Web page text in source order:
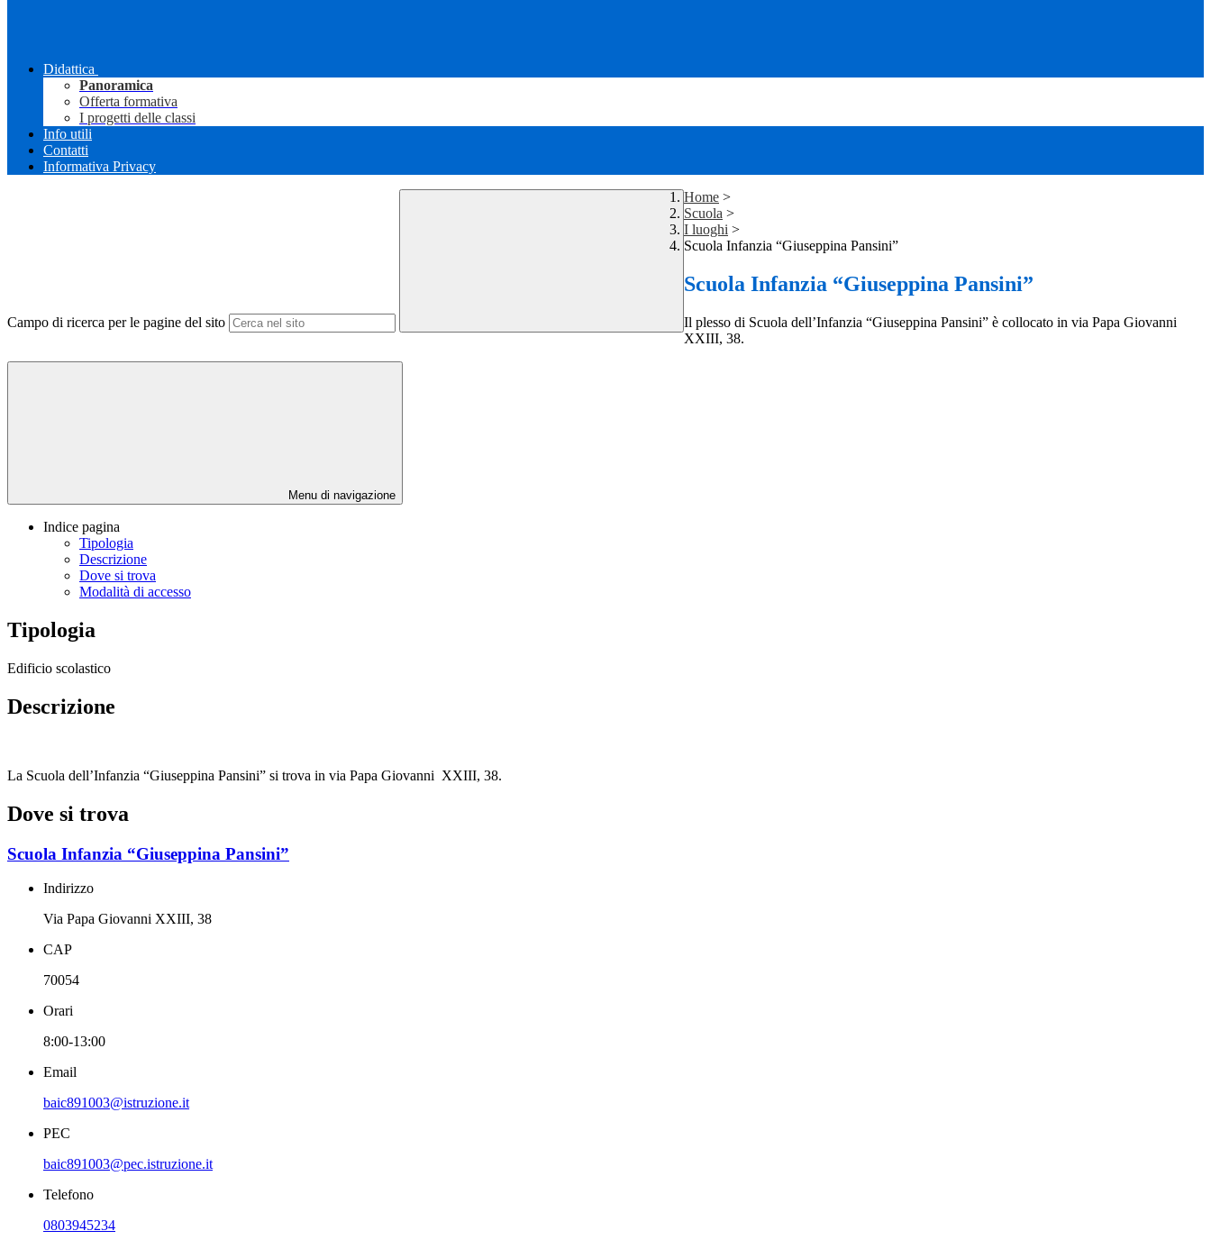
Didattica
Panoramica
Offerta formativa
I progetti delle classi
Info utili
Contatti
Informativa Privacy
Campo di ricerca per le pagine del sito
Home >
Scuola >
I luoghi >
Scuola Infanzia “Giuseppina Pansini”
Scuola Infanzia “Giuseppina Pansini”
Il plesso di Scuola dell’Infanzia “Giuseppina Pansini” è collocato in via Papa Giovanni
XXIII, 38.
Menu di navigazione
Indice pagina
Tipologia
Descrizione
Dove si trova
Modalità di accesso
Tipologia
Edificio scolastico
Descrizione
La Scuola dell’Infanzia “Giuseppina Pansini” si trova in via Papa Giovanni XXIII, 38.
Dove si trova
Scuola Infanzia “Giuseppina Pansini”
Indirizzo
Via Papa Giovanni XXIII, 38
CAP
70054
Orari
8:00-13:00
Email
baic891003@istruzione.it
PEC
baic891003@pec.istruzione.it
Telefono
0803945234